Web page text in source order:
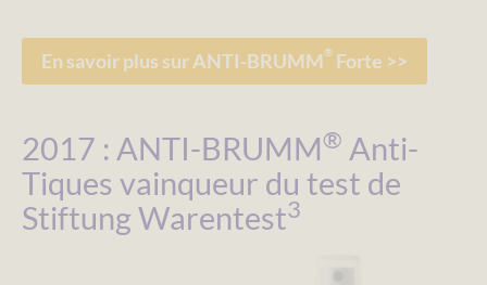
En savoir plus sur ANTI-BRUMM® Forte >>
2017 : ANTI-BRUMM® Anti-
Tiques vainqueur du test de
Stiftung Warentest3